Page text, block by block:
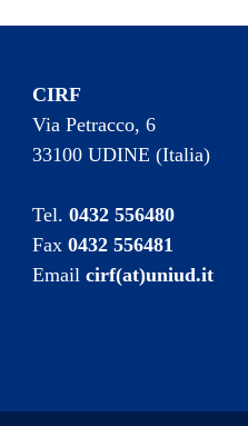
CIRF
Via Petracco, 6
33100 UDINE (Italia)
Tel.0432 556480
Fax0432 556481
Emailcirf(at)uniud.it